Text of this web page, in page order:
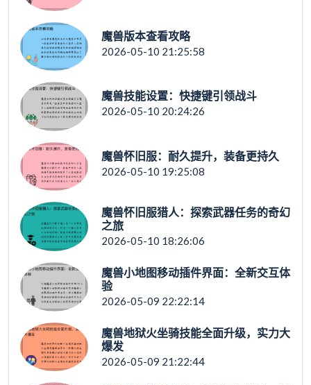
魔兽版本查看攻略
2026-05-10 21:25:58
魔兽技能设置：快捷键引领战斗
2026-05-10 20:24:26
魔兽怀旧服：耐久提升，装备更持久
2026-05-10 19:25:08
魔兽怀旧服猎人：探索武器任务的奇幻
之旅
2026-05-10 18:26:06
魔兽小地图移动插件界面：全新交互体
验
2026-05-09 22:22:14
魔兽地狱火坐骑技能全面升级，实力大
爆发
2026-05-09 21:22:44